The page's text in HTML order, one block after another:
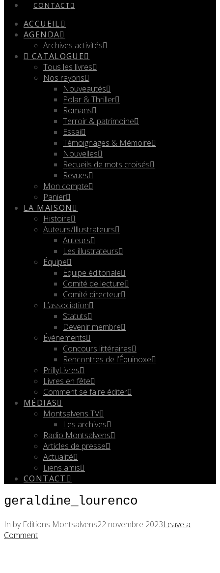
CONTACT
ACCUEIL
AGENDA
Archives activités
CATALOGUE
Tous les livres
Nos rayons
Nouveautés
Polar & Thriller
Romans
Terroir & patrimoine
Essai
Témoignages & Mémoire
Nouvelles
Recueils de mots croisés
Revues
Mon compte
Panier
LA MAISON
Histoire
Auteurs/Illustrateurs
Auteurs
Les illustrateurs
Équipe
Équipe éditoriale
Comité de lecture
Comité directeur
L’association
Statuts
Devenir membre
Événements
Concours littéraires
Rencontres de l’Équinoxe
PrillyLivres
Livres en fête
Comment se faire éditer
MÉDIAS
Montsalvens TV
Les archives
Radio Montsalvens
Articles de presse
Actualité
Liens amis
CONTACT
geraldine_lourenco
In by Editions Montsalvens22 novembre 2023Leave a
Comment